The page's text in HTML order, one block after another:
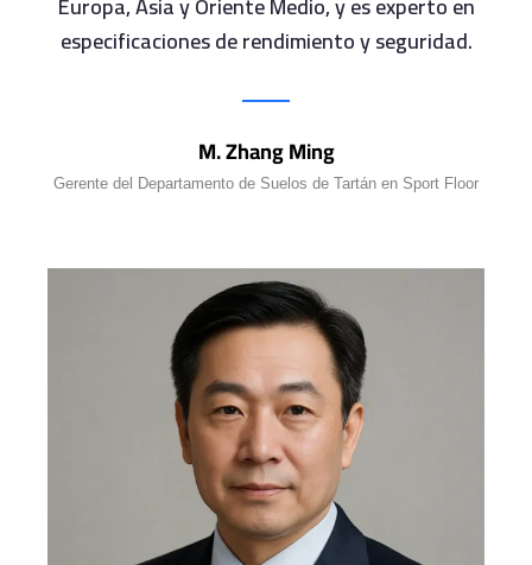
especificaciones de rendimiento y seguridad.
M. Zhang Ming
Gerente del Departamento de Suelos de Tartán en Sport Floor